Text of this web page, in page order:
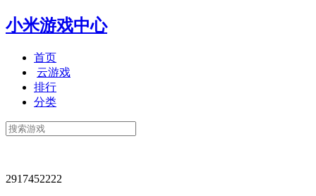
小米游戏中心
首页
云游戏
排行
分类
2917452222